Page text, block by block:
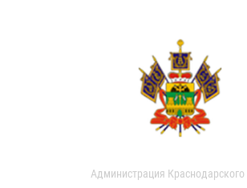
Администрация Краснодарского